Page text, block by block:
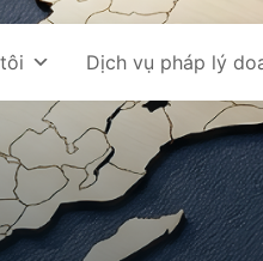
Dịch vụ pháp lý